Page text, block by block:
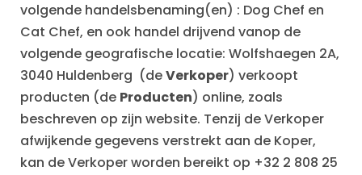
volgende handelsbenaming(en) : Dog Chef en
Cat Chef, en ook handel drijvend vanop de
volgende geografische locatie: Wolfshaegen 2A,
3040 Huldenberg (deVerkoper) verkoopt
producten (de Producten) online, zoals
beschreven op zijn website. Tenzij de Verkoper
afwijkende gegevens verstrekt aan de Koper,
kan de Verkoper worden bereikt op +32 2 808 25